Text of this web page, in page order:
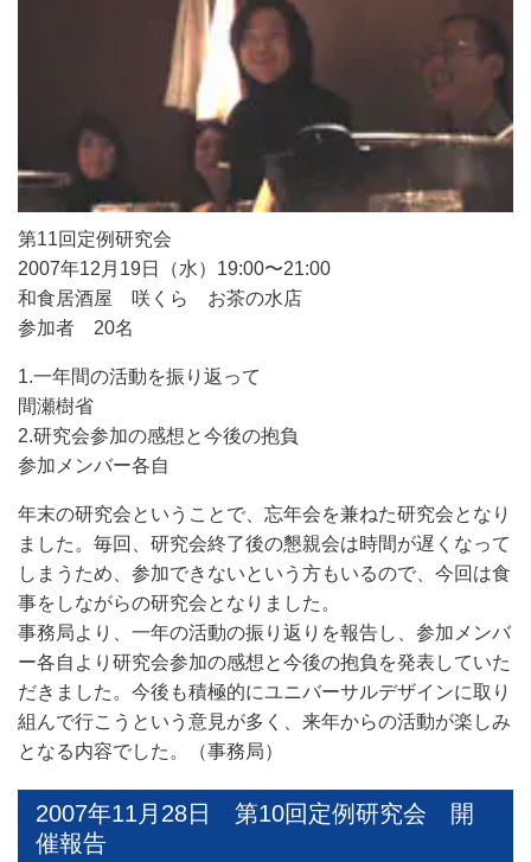
第11回定例研究会
2007年12月19日（水）19:00〜21:00
和食居酒屋 咲くら お茶の水店
参加者 20名
1.一年間の活動を振り返って
間瀬樹省
2.研究会参加の感想と今後の抱負
参加メンバー各自
年末の研究会ということで、忘年会を兼ねた研究会となり
ました。毎回、研究会終了後の懇親会は時間が遅くなって
しまうため、参加できないという方もいるので、今回は食
事をしながらの研究会となりました。
事務局より、一年の活動の振り返りを報告し、参加メンバ
ー各自より研究会参加の感想と今後の抱負を発表していた
だきました。今後も積極的にユニバーサルデザインに取り
組んで行こうという意見が多く、来年からの活動が楽しみ
となる内容でした。（事務局）
2007年11月28日 第10回定例研究会 開
催報告